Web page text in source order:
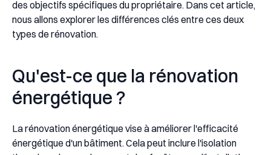
des objectifs spécifiques du propriétaire. Dans cet article,
nous allons explorer les différences clés entre ces deux
types de rénovation.
Qu'est-ce que la rénovation
énergétique ?
La rénovation énergétique vise à améliorer l'efficacité
énergétique d'un bâtiment. Cela peut inclure l'isolation